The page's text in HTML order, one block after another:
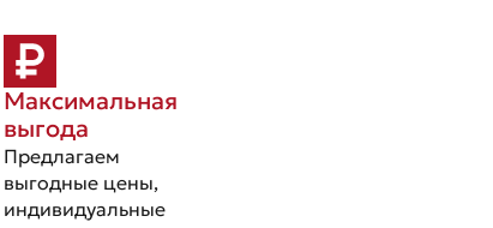
Максимальная
выгода
Предлагаем
выгодные цены,
индивидуальные